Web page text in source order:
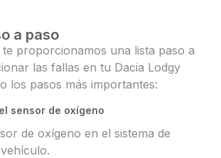
a paso
proporcionamos una lista paso a
las fallas en tu Dacia Lodgy
los pasos más importantes:
sensor de oxígeno
de oxígeno en el sistema de